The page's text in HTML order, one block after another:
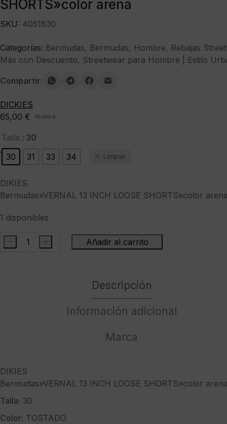
SHORTS»color arena
75,00€
El
precio
original
era:
65,00 €
El
precio
actual
es:
-13%
Talla : 30
30
31 33 34 Limpiar
DIKIES
Bermudas»VERNAL 13 INCH LOOSE SHORTS»color
1 disponibles
DIKIESBermudas"VERNAL
- + Añadir al carrito
SKU: 4051830
Categorías: Bermudas, Bermudas, Hombre, Rebajas
Más con Descuento, Streetwear para Hombre | Estilo
Compartir:
DICKIES
Descripción
Información adicional
Marca
DIKIES
Bermudas»VERNAL 13 INCH LOOSE SHORTS»color
Talla: 30
Color: TOSTADO